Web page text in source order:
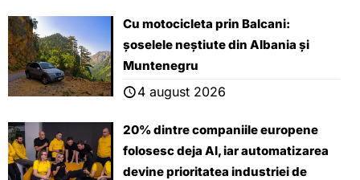
Cu motocicleta prin Balcani:
șoselele neștiute din Albania și
Muntenegru
4 august 2026
20% dintre companiile europene
folosesc deja AI, iar automatizarea
devine prioritatea industriei de